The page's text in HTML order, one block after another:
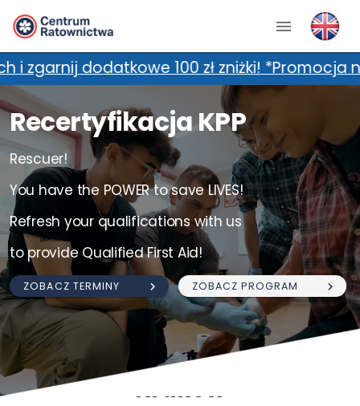
100 zł zniżki! *Promocja nie łączy
Recertyfikacja KPP
Rescuer!
You have the POWER to save LIVES!
Refresh your qualifications with us
to provide Qualified First Aid!
ZOBACZ TERMINY ZOBACZ PROGRAM
Kraków